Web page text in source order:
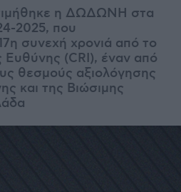
η ΔΩΔΩΝΗ στα
2025, που
συνεχή χρονιά από το
Ευθύνης (CRI), έναν από
θεσμούς αξιολόγησης
και της Βιώσιμης